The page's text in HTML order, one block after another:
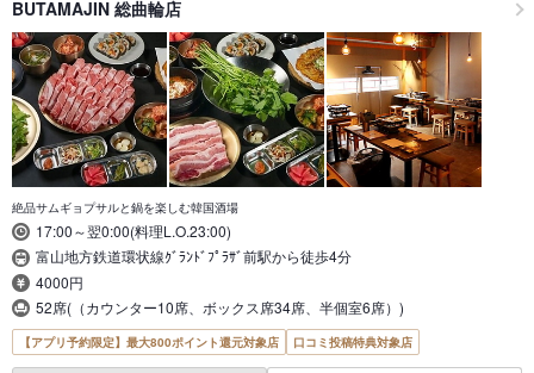
BUTAMAJIN 総曲輪店
絶品サムギョプサルと鍋を楽しむ韓国酒場
17:00～翌0:00(料理L.O.23:00)
富山地方鉄道環状線ｸﾞﾗﾝﾄﾞﾌﾟﾗｻﾞ前駅から徒歩4分
4000円
52席(（カウンター10席、ボックス席34席、半個室6席）)
【アプリ予約限定】最大800ポイント還元対象店 口コミ投稿特典対象店